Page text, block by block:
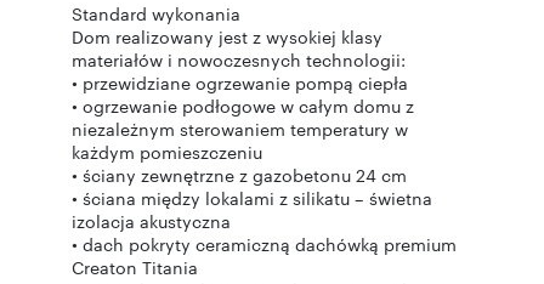
Standard wykonania
Dom realizowany jest z wysokiej klasy
materiałów i nowoczesnych technologii:
• przewidziane ogrzewanie pompą ciepła
• ogrzewanie podłogowe w całym domu z
niezależnym sterowaniem temperatury w
każdym pomieszczeniu
• ściany zewnętrzne z gazobetonu 24 cm
• ściana między lokalami z silikatu – świetna
izolacja akustyczna
• dach pokryty ceramiczną dachówką premium
Creaton Titania